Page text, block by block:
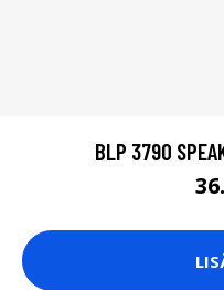
BLP 3790